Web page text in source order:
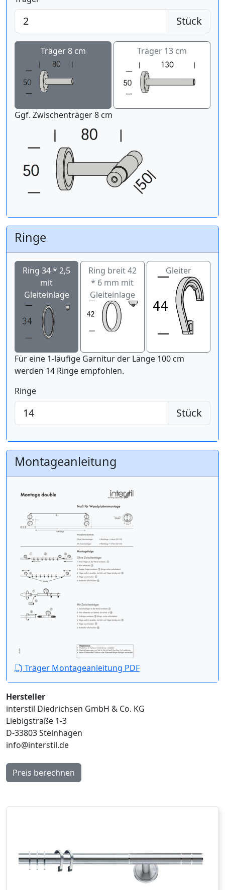
Stück
Träger 8 cm Träger 13 cm
Ggf. Zwischenträger 8 cm
Ringe
Ring 34 * 2,5
mit
Gleiteinlage
Ring breit 42
* 6 mm mit
Gleiteinlage
Gleiter
Für eine 1-läufige Garnitur der Länge 100 cm
werden 14 Ringe empfohlen.
Ringe
Stück
Montageanleitung
Träger Montageanleitung PDF
Hersteller
interstil Diedrichsen GmbH & Co. KG
Liebigstraße 1-3
D-33803 Steinhagen
info@interstil.de
Preis berechnen